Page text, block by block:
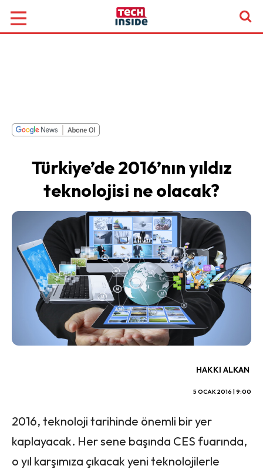
Türkiye’de 2016’nın yıldız
teknolojisi ne olacak?
HAKKI ALKAN
5 OCAK 2016 | 9:00
2016, teknoloji tarihinde önemli bir yer
kaplayacak. Her sene başında CES fuarında,
o yıl karşımıza çıkacak yeni teknolojilerle